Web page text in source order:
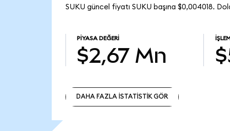
SUKU güncel fiyatı SUKU başına $0,004018.
PIYASA DEĞERI
$2,67 Mn
DAHA FAZLA İSTATİSTİK GÖR